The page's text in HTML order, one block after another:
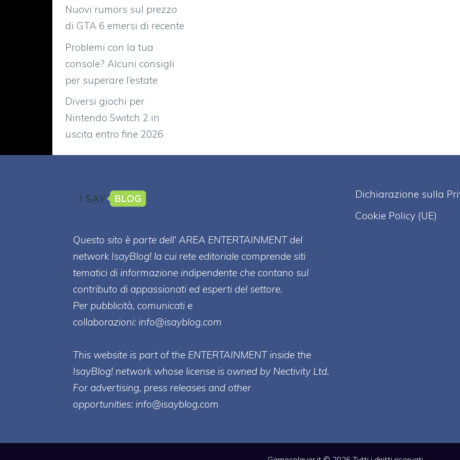
Nuovi rumors sul prezzo
di GTA 6 emersi di recente
Problemi con la tua
console? Alcuni consigli
per superare l’estate
Diversi giochi per
Nintendo Switch 2 in
uscita entro fine 2026
Questo sito è parte dell' AREA ENTERTAINMENT del
network IsayBlog! la cui rete editoriale comprende siti
tematici di informazione indipendente che contano sul
contributo di appassionati ed esperti del settore.
Per pubblicità, comunicati e
collaborazioni: info@isayblog.com
This website is part of the ENTERTAINMENT inside the
IsayBlog! network whose license is owned by Nectivity Ltd.
For advertising, press releases and other
opportunities: info@isayblog.com
Dichiarazione sulla
Cookie Policy (UE)